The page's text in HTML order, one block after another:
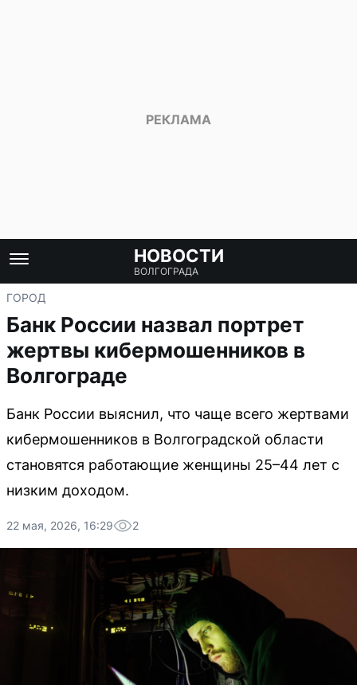
НОВОСТИ
ВОЛГОГРАДА
ГОРОД
Банк России назвал портрет
жертвы кибермошенников в
Волгограде
Банк России выяснил, что чаще всего жертвами
кибермошенников в Волгоградской области
становятся работающие женщины 25–44 лет с
низким доходом.
22 мая, 2026, 16:29 2